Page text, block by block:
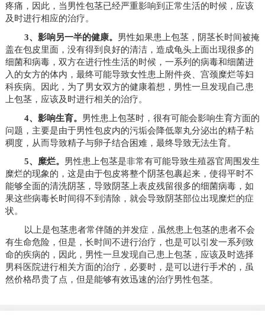
疼痛，因此，当男性包茎已经严重影响到正常生活的时候，应该
及时进行相应的治疗。
3、影响另一半的健康。 男性如果患上包茎，阴茎长时间被掩
盖在包皮里面，没有得到良好的清洁，造成龟头上面出现很多的
细菌和病毒，双方在进行性生活的时候，一系列的病毒和细菌进
入的女方的体内，最终可能导致女性患上附件炎、宫颈糜烂等妇
科疾病。因此，为了男女双方的健康着想，男性一旦发现自己患
上包茎，应该及时进行相关的治疗。
4、影响生育。 男性患上包茎时，很有可能会影响生育方面的
问题，主要是由于男性包皮内的污垢会降低睾丸分泌出的精子粘
稠度，从而导致精子与卵子结合困难，最终导致无法生育。
5、糜烂。 男性患上包茎是非常有可能导致生殖器官周围发生
糜烂的现象的，这是由于包皮将整个阴茎包裹起来，使得平时不
能够全面的清洗阴茎，导致阴茎上表皮残留很多的细菌病毒，如
果这些病毒长时间得不到清除，就会导致阴茎部位出现糜烂的症
状。
以上是包茎患者常伴随的并发症，虽然患上包茎的患者不会
有生命危险，但是，长时间不进行治疗，也是可以引发一系列致
命的疾病的，因此，男性一旦发现自己患上包茎，应该及时选择
男科医院进行相关方面的治疗，必要时，是可以进行手术的，虽
然价格昂贵了点，但是能够有效迅速的治疗男性包茎。